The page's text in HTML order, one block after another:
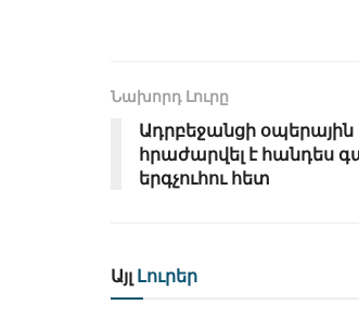
Նախորդ Լուրը
Ադրբեջանցի օպերային
հրաժարվել է հանդես
երգչուհու հետ
Այլ Լուրեր